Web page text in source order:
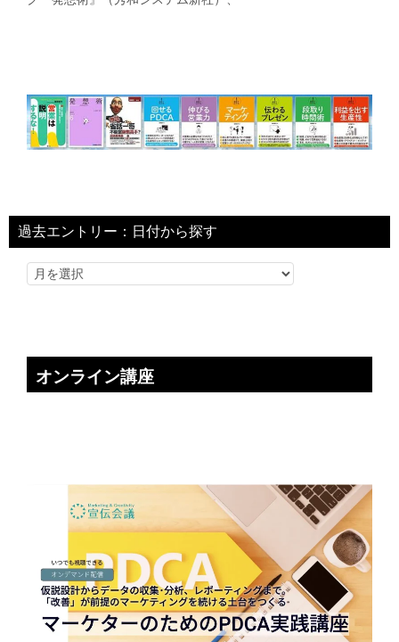
過去エントリー：日付から探す
オンライン講座